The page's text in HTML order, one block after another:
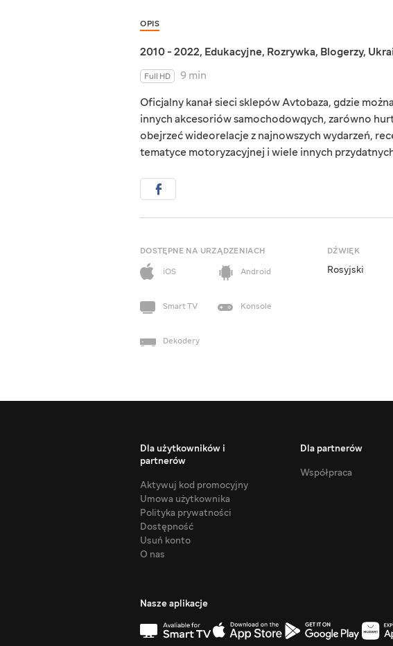
OPIS
2010 - 2022, Edukacyjne, Rozrywka, Blogerzy,
Full HD
9 min
Oficjalny kanał sieci sklepów Avtobaza, gdzie
innych akcesoriów samochodowqych, zarówno
obejrzeć wideorelacje z najnowszych wydarzeń,
tematyce motoryzacyjnej i wiele innych
DOSTĘPNE NA URZĄDZENIACH
iOS
Android
Smart TV Konsole
Dekodery
DŹWIĘK
Rosyjski
Dla użytkowników i
partnerów
Aktywuj kod promocyjny
Umowa użytkownika
Polityka prywatności
Dostępność
Usuń konto
O nas
Dla partnerów
Współpraca
Nasze aplikacje